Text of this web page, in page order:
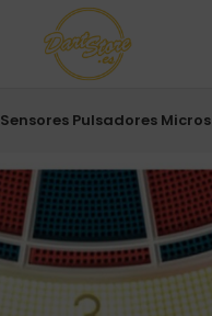
Sensores Pulsadores Micros